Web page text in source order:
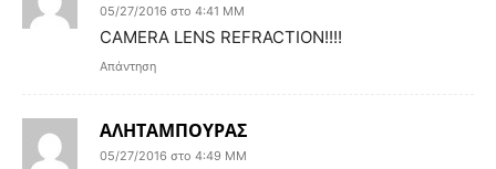
05/27/2016 στο 4:41 ΜΜ
CAMERA LENS REFRACTION!!!!
Απάντηση
ΑΛΗΤΑΜΠΟΥΡΑΣ
05/27/2016 στο 4:49 ΜΜ